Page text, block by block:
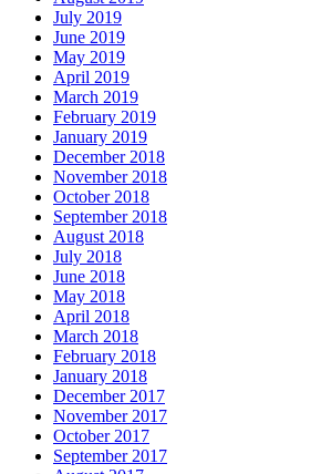
July 2019
June 2019
May 2019
April 2019
March 2019
February 2019
January 2019
December 2018
November 2018
October 2018
September 2018
August 2018
July 2018
June 2018
May 2018
April 2018
March 2018
February 2018
January 2018
December 2017
November 2017
October 2017
September 2017